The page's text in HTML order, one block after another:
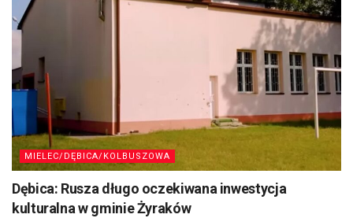
MIELEC/DĘBICA/KOLBUSZOWA
Dębica: Rusza długo oczekiwana inwestycja
kulturalna w gminie Żyraków